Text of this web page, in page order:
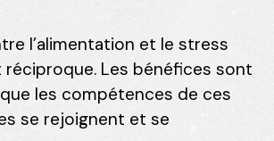
l’alimentation et le stress
Les bénéfices sont
les compétences de ces
se rejoignent et se